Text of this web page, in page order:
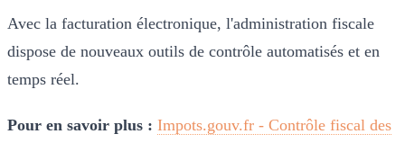
Avec la facturation électronique, l'administration fiscale
dispose de nouveaux outils de contrôle automatisés et en
temps réel.
Pour en savoir plus : Impots.gouv.fr - Contrôle fiscal des